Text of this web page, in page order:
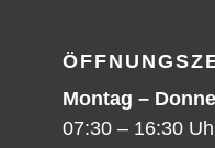
Montag –
07:30 – 16:30